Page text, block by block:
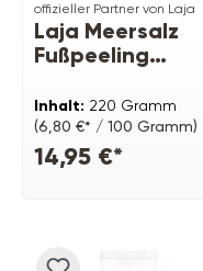
offizieller Partner von Laja
Laja Meersalz
Fußpeeling
Inhalt: 220 Gramm
(6,80 €* / 100 Gramm)
14,95 €*